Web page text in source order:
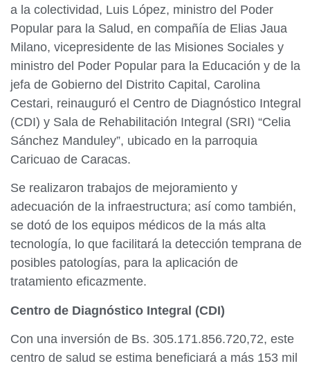
a la colectividad, Luis López, ministro del Poder
Popular para la Salud, en compañía de Elias Jaua
Milano, vicepresidente de las Misiones Sociales y
ministro del Poder Popular para la Educación y de la
jefa de Gobierno del Distrito Capital, Carolina
Cestari, reinauguró el Centro de Diagnóstico Integral
(CDI) y Sala de Rehabilitación Integral (SRI) “Celia
Sánchez Manduley”, ubicado en la parroquia
Caricuao de Caracas.
Se realizaron trabajos de mejoramiento y
adecuación de la infraestructura; así como también,
se dotó de los equipos médicos de la más alta
tecnología, lo que facilitará la detección temprana de
posibles patologías, para la aplicación de
tratamiento eficazmente.
Centro de Diagnóstico Integral (CDI)
Con una inversión de Bs. 305.171.856.720,72, este
centro de salud se estima beneficiará a más 153 mil